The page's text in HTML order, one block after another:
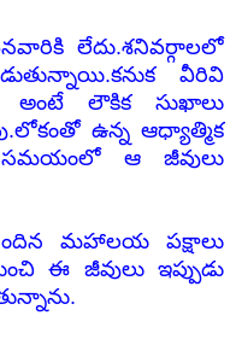
లేదు.శనివర్గాలలో
వీరివి
అంటే లౌకిక సుఖాలు
ఉన్న ఆధ్యాత్మిక
ఆ జీవులు
మహాలయ పక్షాలు
ఈ జీవులు ఇప్పుడు